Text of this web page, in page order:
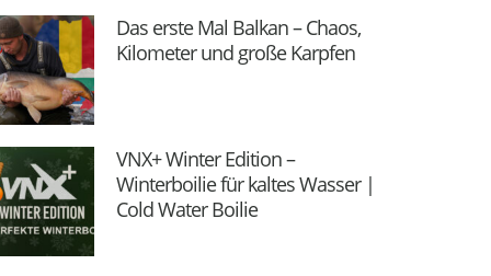
Das erste Mal Balkan – Chaos,
Kilometer und große Karpfen
VNX+ Winter Edition –
Winterboilie für kaltes Wasser |
Cold Water Boilie